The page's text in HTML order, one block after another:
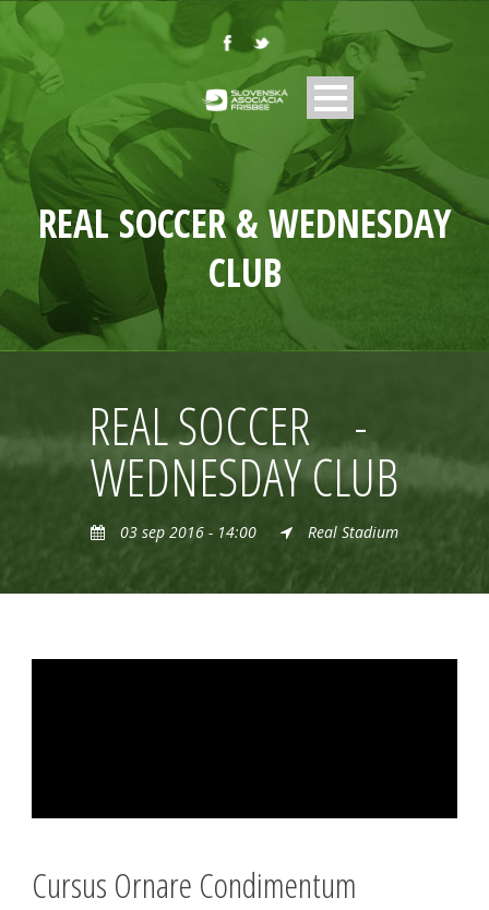
REAL SOCCER & WEDNESDAY
CLUB
REAL SOCCER -
WEDNESDAY CLUB
03 sep 2016 - 14:00 Real Stadium
Cursus Ornare Condimentum